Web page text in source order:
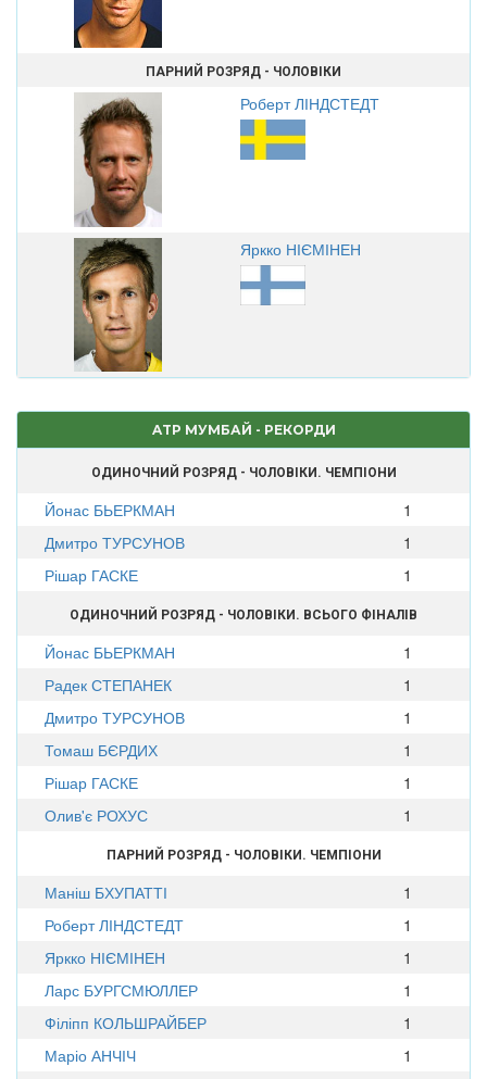
ПАРНИЙ РОЗРЯД - ЧОЛОВІКИ
Роберт ЛІНДСТЕДТ
Яркко НІЄМІНЕН
ATP МУМБАЙ - РЕКОРДИ
ОДИНОЧНИЙ РОЗРЯД - ЧОЛОВІКИ. ЧЕМПІОНИ
Йонас БЬЕРКМАН
1
Дмитро ТУРСУНОВ
1
Рішар ГАСКЕ
1
ОДИНОЧНИЙ РОЗРЯД - ЧОЛОВІКИ. ВСЬОГО ФІНАЛІВ
Йонас БЬЕРКМАН
1
Радек СТЕПАНЕК
1
Дмитро ТУРСУНОВ
1
Томаш БЄРДИХ
1
Рішар ГАСКЕ
1
Олив'є РОХУС
1
ПАРНИЙ РОЗРЯД - ЧОЛОВІКИ. ЧЕМПІОНИ
Маніш БХУПАТТІ
1
Роберт ЛІНДСТЕДТ
1
Яркко НІЄМІНЕН
1
Ларс БУРГСМЮЛЛЕР
1
Філіпп КОЛЬШРАЙБЕР
1
Маріо АНЧІЧ
1